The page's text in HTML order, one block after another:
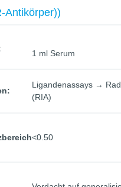
Antikörper))
1 ml Serum
Ligandenassays →
(RIA)
<0.50